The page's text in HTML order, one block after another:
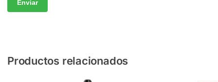
Productos relacionados